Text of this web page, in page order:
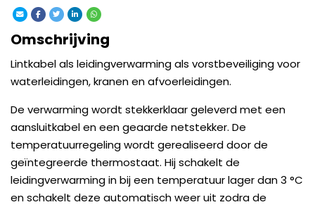
Omschrijving
Lintkabel als leidingverwarming als vorstbeveiliging voor
waterleidingen, kranen en afvoerleidingen.
De verwarming wordt stekkerklaar geleverd met een
aansluitkabel en een geaarde netstekker. De
temperatuurregeling wordt gerealiseerd door de
geïntegreerde thermostaat. Hij schakelt de
leidingverwarming in bij een temperatuur lager dan 3 °C
en schakelt deze automatisch weer uit zodra de